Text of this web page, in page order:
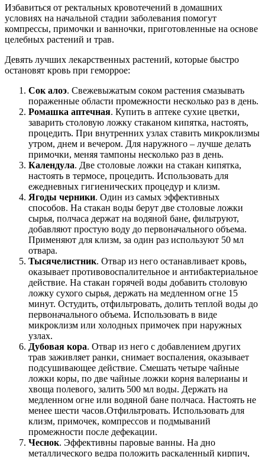
Избавиться от ректальных кровотечений в домашних
условиях на начальной стадии заболевания помогут
компрессы, примочки и ванночки, приготовленные на основе
целебных растений и трав.
Девять лучших лекарственных растений, которые быстро
остановят кровь при геморрое:
Сок алоэ. Свежевыжатым соком растения смазывать
пораженные области промежности несколько раз в день.
Ромашка аптечная. Купить в аптеке сухие цветки,
заварить столовую ложку стаканом кипятка, настоять,
процедить. При внутренних узлах ставить микроклизмы
утром, днем и вечером. Для наружного – лучше делать
примочки, меняя тампоны несколько раз в день.
Календула. Две столовые ложки на стакан кипятка,
настоять в термосе, процедить. Использовать для
ежедневных гигиенических процедур и клизм.
Ягоды черники. Один из самых эффективных
способов. На стакан воды берут две столовые ложки
сырья, полчаса держат на водяной бане, фильтруют,
добавляют простую воду до первоначального объема.
Применяют для клизм, за один раз используют 50 мл
отвара.
Тысячелистник. Отвар из него останавливает кровь,
оказывает противовоспалительное и антибактериальное
действие. На стакан горячей воды добавить столовую
ложку сухого сырья, держать на медленном огне 15
минут. Остудить, отфильтровать, долить теплой воды до
первоначального объема. Использовать в виде
микроклизм или холодных примочек при наружных
узлах.
Дубовая кора. Отвар из него с добавлением других
трав заживляет ранки, снимает воспаления, оказывает
подсушивающее действие. Смешать четыре чайные
ложки коры, по две чайные ложки корня валерианы и
хвоща полевого, залить 500 мл воды. Держать на
медленном огне или водяной бане полчаса. Настоять не
менее шести часов.Отфильтровать. Использовать для
клизм, примочек, компрессов и подмываний
промежности после дефекации.
Чеснок. Эффективны паровые ванны. На дно
металлического ведра положить раскаленный кирпич,